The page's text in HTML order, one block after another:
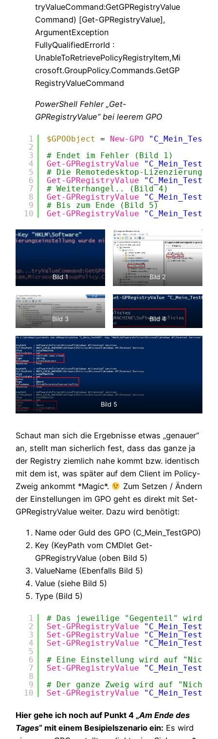
tryValueCommand:GetGPRegistryValue
Command) [Get-GPRegistryValue],
ArgumentException
FullyQualifiedErrorId :
UnableToRetrievePolicyRegistryItem,Mi
crosoft.GroupPolicy.Commands.GetGP
RegistryValueCommand
PowerShell Fehler „Get-
GPRegistryValue“ bei leerem GPO
1
2
3
4
5
6
7
8
9
10
$GPOObject = New-GPO
# Endet im Fehler (Bild 1)
Get-GPRegistryValue
# Die Remotedesktop-Lizenzierung
Get-GPRegistryValue
# Weiterhangel.. (Bild 4)
Get-GPRegistryValue
# Bis zum Ende (Bild 5)
Get-GPRegistryValue
Bild 1 Bild 2
Bild 3 Bild 4
Bild 5
Schaut man sich die Ergebnisse etwas „genauer“
an, stellt man sicherlich fest, dass das ganze ja
der Registry ziemlich nahe kommt bzw. identisch
mit dem ist, was später auf dem Client im Policy-
Zweig ankommt *Magic*.
Zum Setzen / Ändern
der Einstellungen im GPO geht es direkt mit Set-
GPRegistryValue weiter. Dazu wird benötigt:
Name oder GuId des GPO (C_Mein_TestGPO)
Key (KeyPath vom CMDlet Get-
GPRegistryValue (oben Bild 5)
ValueName (Ebenfalls Bild 5)
Value (siehe Bild 5)
Type (Bild 5)
1
2
3
4
5
6
7
8
9
10
# Das jeweilige "Gegenteil" wird
Set-GPRegistryValue
Set-GPRegistryValue
Set-GPRegistryValue
# Eine Einstellung wird auf
Set-GPRegistryValue
# Der ganze Zweig wird auf "Nicht
Set-GPRegistryValue
Hier gehe ich noch auf Punkt 4 „Am Ende des
Tages“ mit einem Besipielszenario ein: Es wird